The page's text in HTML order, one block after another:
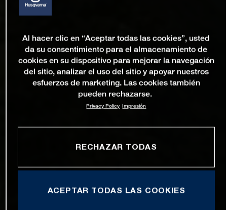
Al hacer clic en “Aceptar todas las cookies”, usted
da su consentimiento para el almacenamiento de
cookies en su dispositivo para mejorar la navegación
del sitio, analizar el uso del sitio y apoyar nuestros
esfuerzos de marketing. Las cookies también
pueden rechazarse.
Privacy Policy Impresión
RECHAZAR TODAS
ACEPTAR TODAS LAS COOKIES